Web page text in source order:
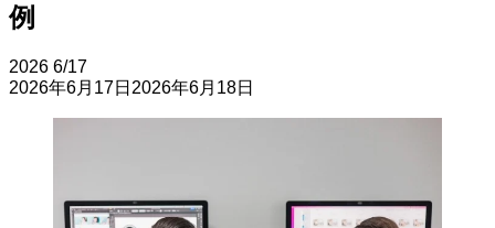
例
2026 6/17
2026年6月17日 2026年6月18日